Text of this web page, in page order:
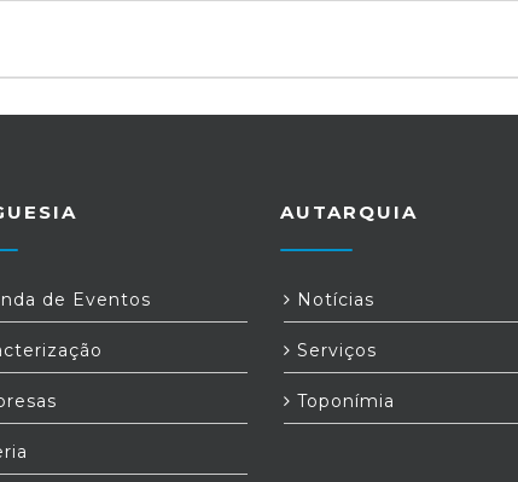
de Eventos
AUTARQUIA
Notícias
Serviços
Toponímia